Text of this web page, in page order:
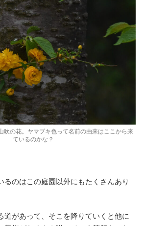
吹の花。ヤマブキ色って名前の由来はここから来
ているのかな？
るのはこの庭園以外にもたくさんあり
道があって、そこを降りていくと他に